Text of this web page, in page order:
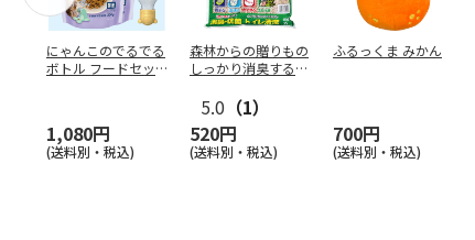
にゃんこのでるでる
ボトル フードセッ
1,080円
(送料別・税込)
森林からの贈りもの
しっかり消臭するひ
5.0 （1）
520円
(送料別・税込)
ふるっくま みかん
700円
(送料別・税込)